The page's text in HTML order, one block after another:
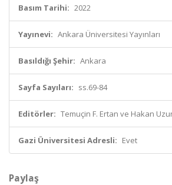
Basım Tarihi: 2022
Yayınevi: Ankara Üniversitesi Yayınları
Basıldığı Şehir: Ankara
Sayfa Sayıları: ss.69-84
Editörler: Temuçin F. Ertan ve Hakan
Gazi Üniversitesi Adresli: Evet
Paylaş